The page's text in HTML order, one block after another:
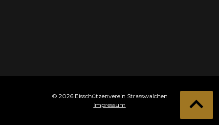
© 2026 Eisschützenverein Strasswalchen
Impressum